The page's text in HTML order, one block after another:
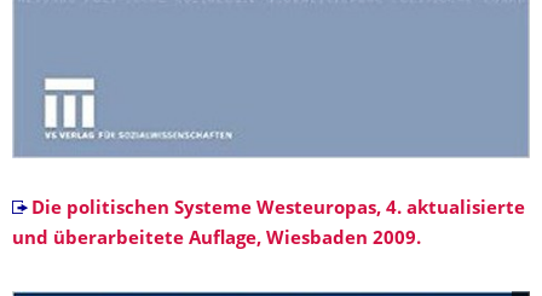
Die politischen Systeme Westeuropas, 4. aktualisierte
und überarbeitete Auflage, Wiesbaden 2009.